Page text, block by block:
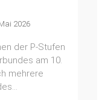
2026
der P-Stufen
am 10.
mehrere